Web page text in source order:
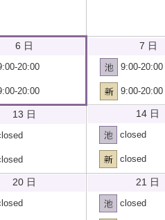
6 日
20:00
20:00
7 日
9:00-20:00
9:00-20:00
13 日 14 日
closed
closed
20 日 21 日
closed